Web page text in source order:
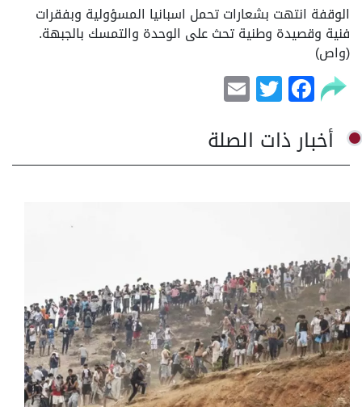
الوقفة انتهت بشعارات تحمل اسبانيا المسؤولية وبفقرات
فنية وقصيدة وطنية تحث على الوحدة والتمسك بالجبهة.
(واص)
Facebook
Twitter
أخبار ذات الصلة